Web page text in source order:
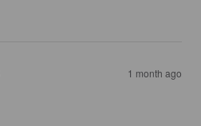
1 month ago